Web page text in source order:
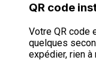
QR code
Votre QR code
quelques
expédier, rien à